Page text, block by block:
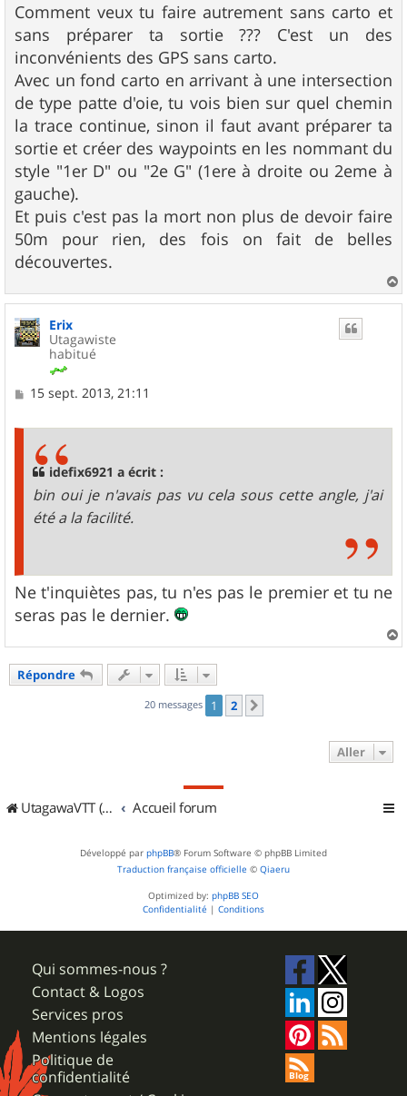
Comment veux tu faire autrement sans carto et
sans préparer ta sortie ??? C'est un des
inconvénients des GPS sans carto.
Avec un fond carto en arrivant à une intersection
de type patte d'oie, tu vois bien sur quel chemin
la trace continue, sinon il faut avant préparer ta
sortie et créer des waypoints en les nommant du
style "1er D" ou "2e G" (1ere à droite ou 2eme à
gauche).
Et puis c'est pas la mort non plus de devoir faire
50m pour rien, des fois on fait de belles
découvertes.
a
Erix
Utagawiste
habitué
M15 sept. 2013, 21:11
idefix6921 a écrit :
bin oui je n'avais pas vu cela sous cette angle, j'ai
été a la facilité.
Ne t'inquiètes pas, tu n'es pas le premier et tu ne
seras pas le dernier.
a
Répondre
20 messages 1 2
Aller
UtagawaVTT (Randos VTT et VTTAE avec traces GPS) Accueil forum
Développé par phpBB® Forum Software © phpBB Limited
Traduction française officielle © Qiaeru
Optimized by: phpBB SEO
Confidentialité | Conditions
Qui sommes-nous ?
Contact & Logos
Services pros
Mentions légales
Politique de
confidentialité